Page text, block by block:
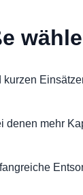
denen mehr